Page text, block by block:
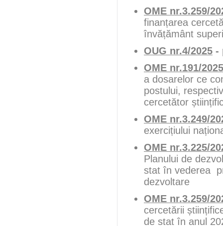
OME nr.3.259/
finanțarea
învățământ
OUG nr.4/2025 -
OME nr.191/2025
a dosarelor ce
postului,
cercetător
OME nr.3.249/
exercițiului
OME nr.3.225/
Planului de
stat în vederea
dezvoltare
OME nr.3.259/
cercetării
de stat în anul